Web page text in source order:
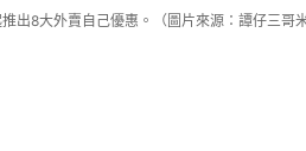
出8大外賣自己優惠。（圖片來源：譚仔三哥米